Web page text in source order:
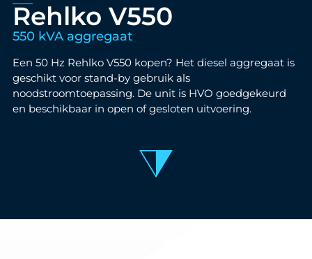
Rehlko V550
550 kVA aggregaat
Een 50 Hz Rehlko V550 kopen? Het diesel aggregaat is
geschikt voor stand-by gebruik als
noodstroomtoepassing. De unit is HVO goedgekeurd
en beschikbaar in open of gesloten uitvoering.